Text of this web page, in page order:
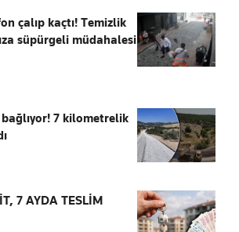
çalıp kaçtı! Temizlik
süpürgeli müdahalesi
7 kilometrelik
7 AYDA TESLİM